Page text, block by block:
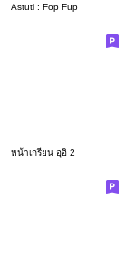
Astuti : Fop Fup
หน้าเกรียน อุอิ 2